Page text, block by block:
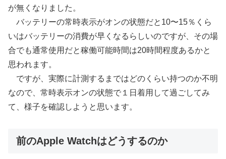
が無くなりました。
バッテリーの常時表示がオンの状態だと10〜15％くら
いはバッテリーの消費が早くなるらしいのですが、その場
合でも通常使用だと稼働可能時間は20時間程度あるかと
思われます。
ですが、実際に計測するまではどのくらい持つのか不明
なので、常時表示オンの状態で１日着用して過ごしてみ
て、様子を確認しようと思います。
前のApple Watchはどうするのか